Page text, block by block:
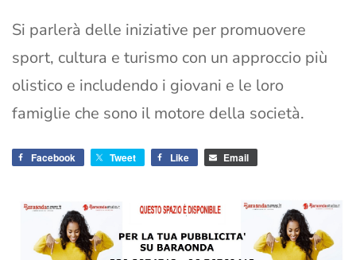
Si parlerà delle iniziative per promuovere
sport, cultura e turismo con un approccio più
olistico e includendo i giovani e le loro
famiglie che sono il motore della società.
Facebook Tweet Like Email